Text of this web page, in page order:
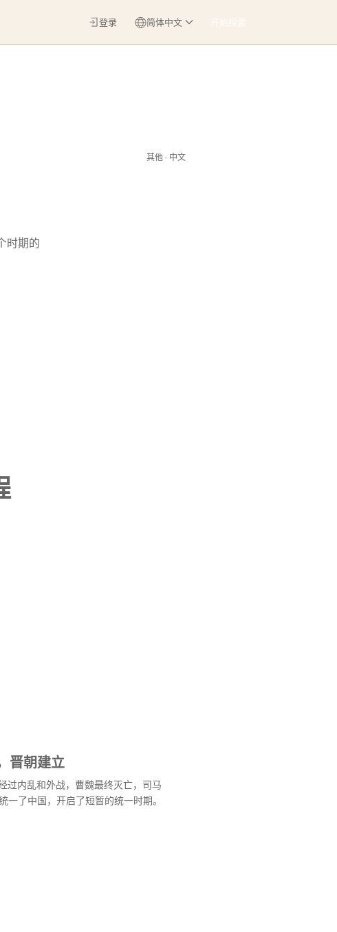
开始探索
登录 简体中文
其他 · 中文
时期的
晋朝建立
过内乱和外战，曹魏最终灭亡，司马
一了中国，开启了短暂的统一时期。